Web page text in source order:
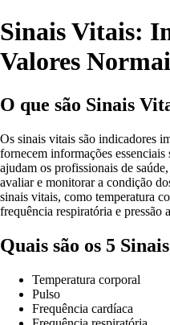
Sinais Vitais:
Valores
O que são Sinais
Os sinais vitais são indicadores
fornecem informações
ajudam os profissionais de
avaliar e monitorar a condição
sinais vitais, como temperatura
frequência respiratória e pressão
Quais são os 5
Temperatura corporal
Pulso
Frequência cardíaca